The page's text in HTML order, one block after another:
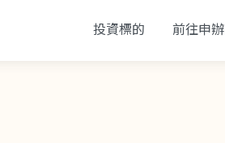
投資標的 前往申辦